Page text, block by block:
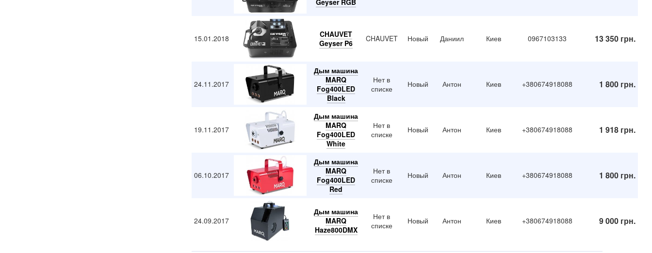
Geyser RGB
15.01.2018
CHAUVET
Geyser P6
CHAUVET Новый Даниил Киев 0967103133 13 350 грн.
24.11.2017
Дым машина
MARQ
Fog400LED
Black
Нет в
списке
Новый Антон Киев +380674918088 1 800 грн.
19.11.2017
Дым машина
MARQ
Fog400LED
White
Нет в
списке
Новый Антон Киев +380674918088 1 918 грн.
06.10.2017
Дым машина
MARQ
Fog400LED
Red
Нет в
списке
Новый Антон Киев +380674918088 1 800 грн.
24.09.2017
Дым машина
MARQ
Haze800DMX
Нет в
списке
Новый Антон Киев +380674918088 9 000 грн.